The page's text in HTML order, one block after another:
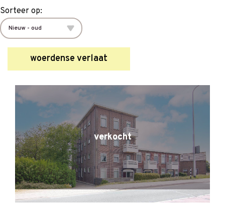
woerdense verlaat
Sorteer op:
verkocht